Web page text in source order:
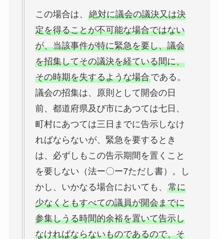
この場合は、 絶対に議会の議決又は決
定を得ることが不可能な場合ではない
が、当該事件が特に緊急を要し、議会
を招集してその議決を経ている間に、
その時期を失するような場合である。
議会の招集は、原則として開会の日
前、都道府県及び市にあつては七日、
町村にあつては三日までに告示しなけ
ればならないが、緊急を要するとき
は、必ずしもこの告示期間を置くこと
を要しない（法ー〇ー7ただし書）。し
かし、いかなる場合においても、 常に
少なくともすべての議員が開会までに
参集しうる時間的余裕を置いて告示し
なければならないものであるので、そ